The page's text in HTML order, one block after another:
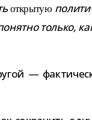
откры­тую
только,
—